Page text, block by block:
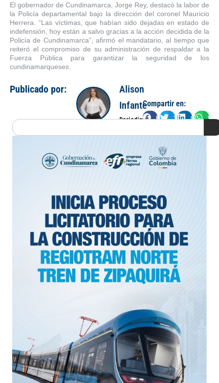
El gobernador de Cundinamarca, Jorge Rey, destacó la labor de
la Policía departamental bajo la dirección del coronel Mauricio
Herrera. “Las víctimas, que habían sido dejadas en estado de
indefensión, hoy están a salvo gracias a la acción decidida de la
Policía de Cundinamarca”, afirmó el mandatario, al tiempo que
reiteró el compromiso de su administración de respaldar a la
Fuerza Pública para garantizar la seguridad de los
cundinamarqueses.
Publicado por:
Alison
Infante
Periodista
Compartir en:
FacebookTwitterLinkedIn
Search